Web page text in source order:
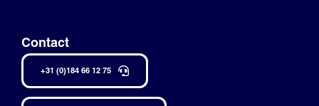
Contact
+31 (0)184 66 12 75